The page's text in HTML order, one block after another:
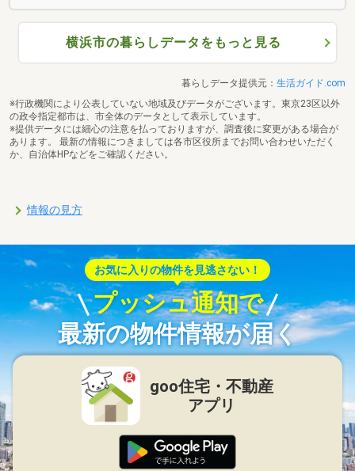
横浜市の暮らしデータをもっと見る
暮らしデータ提供元： 生活ガイド.com
※行政機関により公表していない地域及びデータがございます。東京23区以外
の政令指定都市は、市全体のデータとして表示しています。
※提供データには細心の注意を払っておりますが、調査後に変更がある場合が
あります。 最新の情報につきましては各市区役所までお問い合わせいただく
か、自治体HPなどをご確認ください。
情報の見方
お気に入りの物件を見逃さない！
プッシュ通知で
最新の物件情報が届く
goo住宅・不動産
アプリ